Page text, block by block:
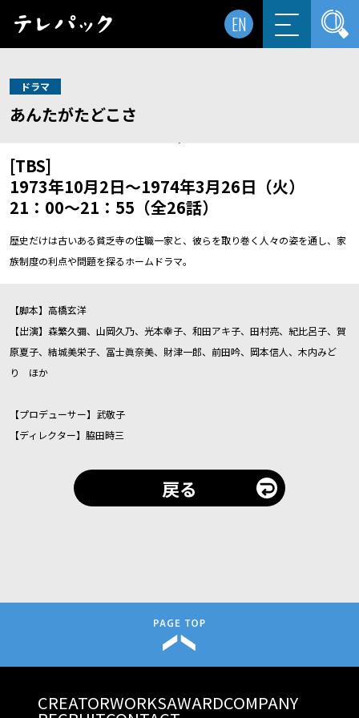
EN
ドラマ
あんたがたどこさ
[TBS]
1973年10月2日～1974年3月26日（火）
21：00～21：55（全26話）
歴史だけは古いある貧乏寺の住職一家と、彼らを取り巻く人々の姿を通し、家
族制度の利点や問題を探るホームドラマ。
【脚本】高橋玄洋
【出演】森繁久彌、山岡久乃、光本幸子、和田アキ子、田村亮、紀比呂子、賀
原夏子、結城美栄子、冨士眞奈美、財津一郎、前田吟、岡本信人、木内みど
り ほか
【プロデューサー】武敬子
【ディレクター】脇田時三
戻る
CREATORWORKSAWARDCOMPANY